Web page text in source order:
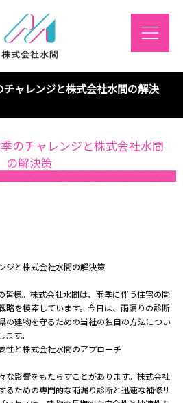
ャレンジと株式会社水間の解決
のチャレンジと株式会社水間
の解決策
ジと株式会社水間の解決策
皆様。株式会社水間は、雨季に伴う住宅の問
略を模索しています。今日は、雨漏りの診断
の建物を守るための当社の独自の方法につい
す。
性と株式会社水間のアプローチ
な影響をもたらすことがあります。株式会社
るための専門的な雨漏り診断と迅速な補修サ